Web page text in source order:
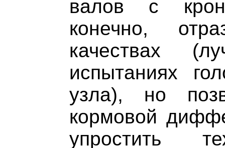
валов с
конечно,
качествах
испытаниях
узла), но
кормовой
упростить